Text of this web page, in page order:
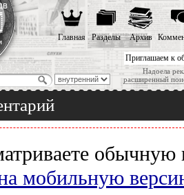
Приглашаем к
Надоела
расширенный
Главная Разделы Архив
обычную
мобильную